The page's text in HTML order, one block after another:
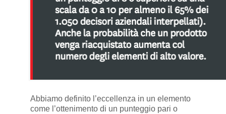
Abbiamo definito l’eccellenza in un elemento
come l’ottenimento di un punteggio pari o